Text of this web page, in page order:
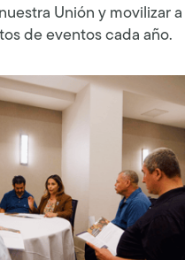
Unión y movilizar
de eventos cada año.